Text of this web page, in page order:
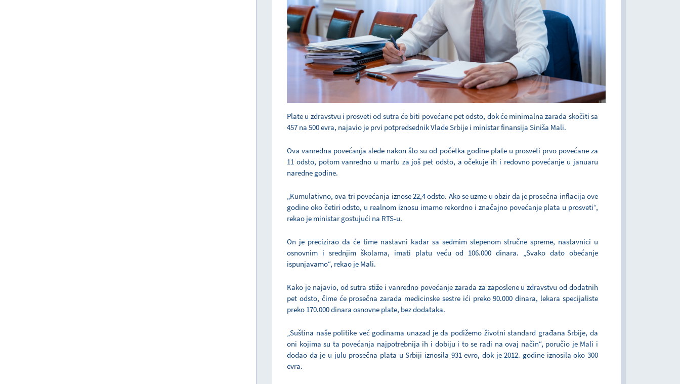
Plate u zdravstvu i prosveti od sutra će biti povećane pet odsto, dok će minimalna zarada skočiti sa
457 na 500 evra, najavio je prvi potpredsednik Vlade Srbije i ministar finansija Siniša Mali.
Ova vanredna povećanja slede nakon što su od početka godine plate u prosveti prvo povećane za
11 odsto, potom vanredno u martu za još pet odsto, a očekuje ih i redovno povećanje u januaru
naredne godine.
„Kumulativno, ova tri povećanja iznose 22,4 odsto. Ako se uzme u obzir da je prosečna inflacija ove
godine oko četiri odsto, u realnom iznosu imamo rekordno i značajno povećanje plata u prosveti“,
rekao je ministar gostujući na RTS-u.
On je precizirao da će time nastavni kadar sa sedmim stepenom stručne spreme, nastavnici u
osnovnim i srednjim školama, imati platu veću od 106.000 dinara. „Svako dato obećanje
ispunjavamo“, rekao je Mali.
Kako je najavio, od sutra stiže i vanredno povećanje zarada za zaposlene u zdravstvu od dodatnih
pet odsto, čime će prosečna zarada medicinske sestre ići preko 90.000 dinara, lekara specijaliste
preko 170.000 dinara osnovne plate, bez dodataka.
„Suština naše politike već godinama unazad je da podižemo životni standard građana Srbije, da
oni kojima su ta povećanja najpotrebnija ih i dobiju i to se radi na ovaj način“, poručio je Mali i
dodao da je u julu prosečna plata u Srbiji iznosila 931 evro, dok je 2012. godine iznosila oko 300
evra.